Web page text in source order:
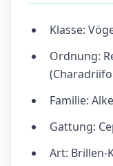
Klasse:
Ordnung:
Familie:
Gattung:
Art: Brillen-